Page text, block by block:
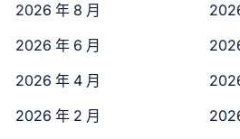
2026 年 8 月
2026 年 6 月
2026 年 4 月
2026 年 2 月